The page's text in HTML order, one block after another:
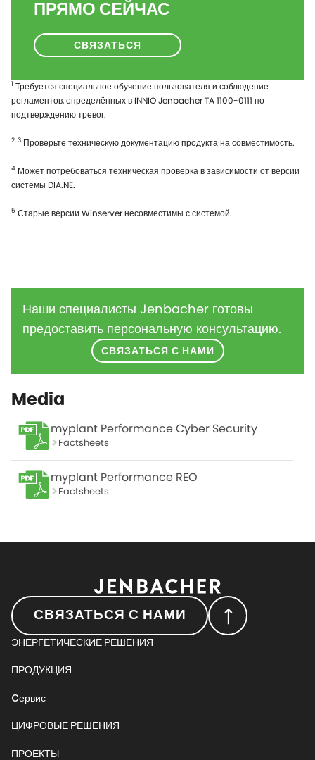
ПРЯМО СЕЙЧАС
СВЯЗАТЬСЯ
1 Требуется специальное обучение пользователя и соблюдение
регламентов, определённых в INNIO Jenbacher TA 1100-0111 по
подтверждению тревог.
2, 3 Проверьте техническую документацию продукта на совместимость.
4 Может потребоваться техническая проверка в зависимости от версии
системы DIA.NE.
5 Старые версии Winserver несовместимы с системой.
Наши специалисты Jenbacher готовы
предоставить персональную консультацию.
СВЯЗАТЬСЯ С НАМИ
Media
myplant Performance Cyber Security
Factsheets
myplant Performance REO
Factsheets
СВЯЗАТЬСЯ С НАМИ
ЭНЕРГЕТИЧЕСКИЕ РЕШЕНИЯ
ПРОДУКЦИЯ
Cервис
ЦИФРОВЫЕ РЕШЕНИЯ
ПРОЕКТЫ